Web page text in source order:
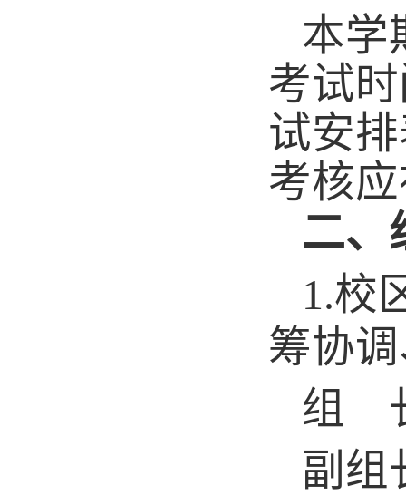
本学
考试
试安
考核
二、
1.校
筹协
组
副组